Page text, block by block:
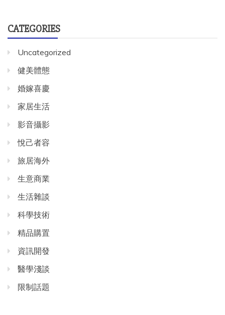
CATEGORIES
Uncategorized
健美體態
婚嫁喜慶
家居生活
影音攝影
悅己者容
旅居海外
生意商業
生活雜談
科學技術
精品購置
資訊開發
醫學淺談
限制話題